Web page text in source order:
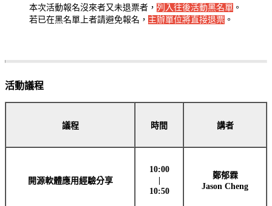
本次活動報名沒來者又未退票者， 列入往後活動黑名單 。
若已在黑名單上者請避免報名， 主辦單位將直接退票 。
活動議程
議程 時間 講者
開源軟體應用經驗分享
10:00
10:50
鄭郁霖
Jason Cheng